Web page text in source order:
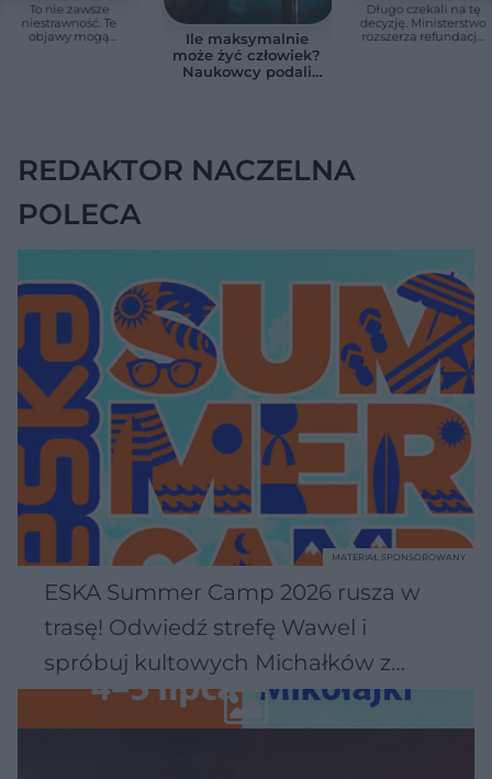
To nie zawsze
niestrawność. Te
objawy mogą
Ile maksymalnie
może żyć człowiek?
Naukowcy podali
Długo czekali na tę
decyzję. Ministerstwo
rozszerza refundację
REDAKTOR NACZELNA
POLECA
ESKA Summer Camp 2026 rusza w
trasę! Odwiedź strefę Wawel i
spróbuj kultowych Michałków z
Wawelu
MATERIAŁ SPONSOROWANY